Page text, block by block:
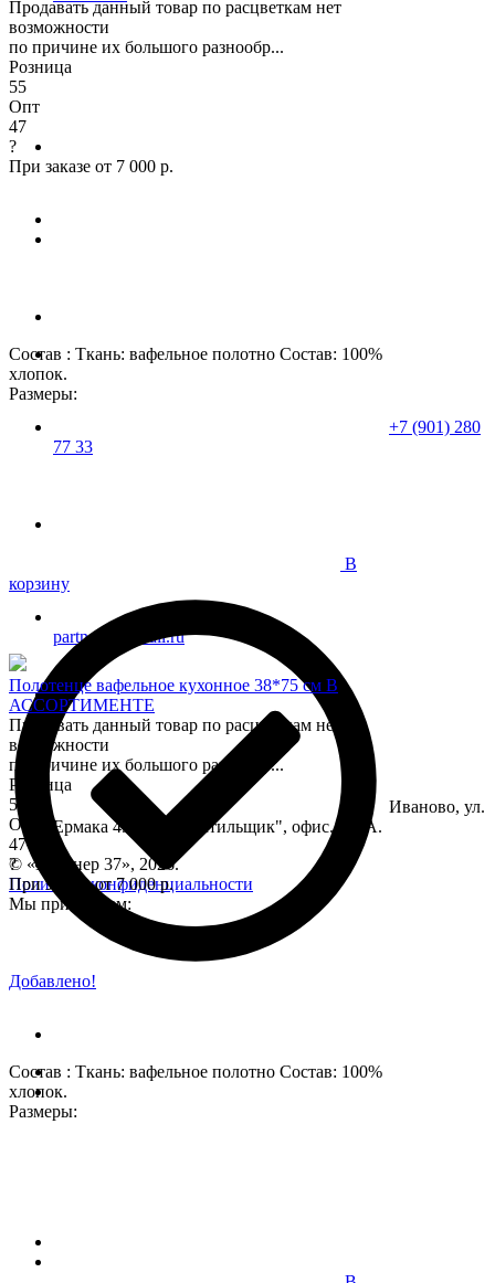
Состав : Ткань: вафельное полотно Состав: 100%
хлопок.
Размеры:
В
корзину
Добавлено!
Продавать данный товар по расцветкам нет
возможности
по причине их большого разнообр...
Розница
55
Опт
47
?
При заказе от 7 000 р.
Состав : Ткань: вафельное полотно Состав: 100%
хлопок.
Размеры:
Полотенце вафельное кухонное 38*75 см В
АССОРТИМЕНТЕ
Продавать данный товар по расцветкам нет
возможности
по причине их большого разнообр...
Розница
55
Опт
47
?
При заказе от 7 000 р.
+7 (901) 280
77 33
partner37@mail.ru
Иваново, ул.
Ермака 49, ТК "Текстильщик", офис. 192А.
© «Партнер 37», 2026.
Политики конфиденциальности
Мы принимаем: